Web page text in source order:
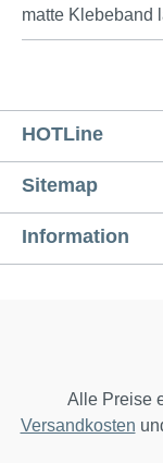
matte Klebeband
HOTLine
Sitemap
Information
Alle Preise
Versandkosten